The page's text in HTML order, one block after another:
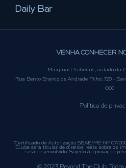
Daily Bar
VENHA CONHECER
Marginal Pinheiros, ao lado da
Rua Bento Branco de Andrade Filho, 720 -
000
Política de
“Certificado de Autorização SEAE/ME Nº 07/
Clube será titular de direitos reais sobre os
será desenvolvido. Sujeito à aprovação
© 2023 Beyond The Club. Todos